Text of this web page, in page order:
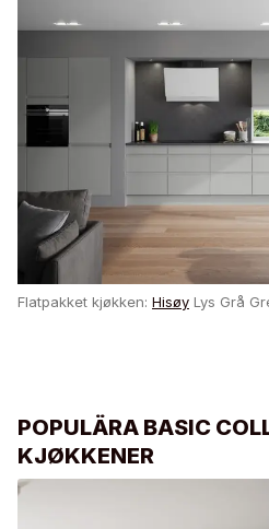
Flatpakket kjøkken: Hisøy Lys Grå
POPULÄRA BASIC
KJØKKENER